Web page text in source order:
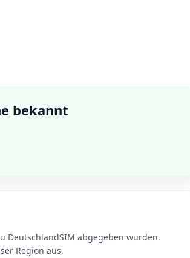
bekannt
DeutschlandSIM abgegeben wurden.
Region aus.